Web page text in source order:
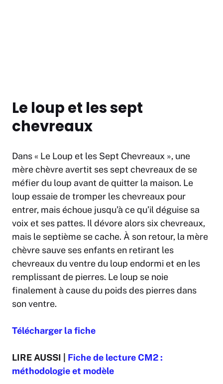
Le loup et les sept
chevreaux
Dans « Le Loup et les Sept Chevreaux », une
mère chèvre avertit ses sept chevreaux de se
méfier du loup avant de quitter la maison. Le
loup essaie de tromper les chevreaux pour
entrer, mais échoue jusqu’à ce qu’il déguise sa
voix et ses pattes. Il dévore alors six chevreaux,
mais le septième se cache. À son retour, la mère
chèvre sauve ses enfants en retirant les
chevreaux du ventre du loup endormi et en les
remplissant de pierres. Le loup se noie
finalement à cause du poids des pierres dans
son ventre.
Télécharger la fiche
LIRE AUSSI | Fiche de lecture CM2 :
méthodologie et modèle